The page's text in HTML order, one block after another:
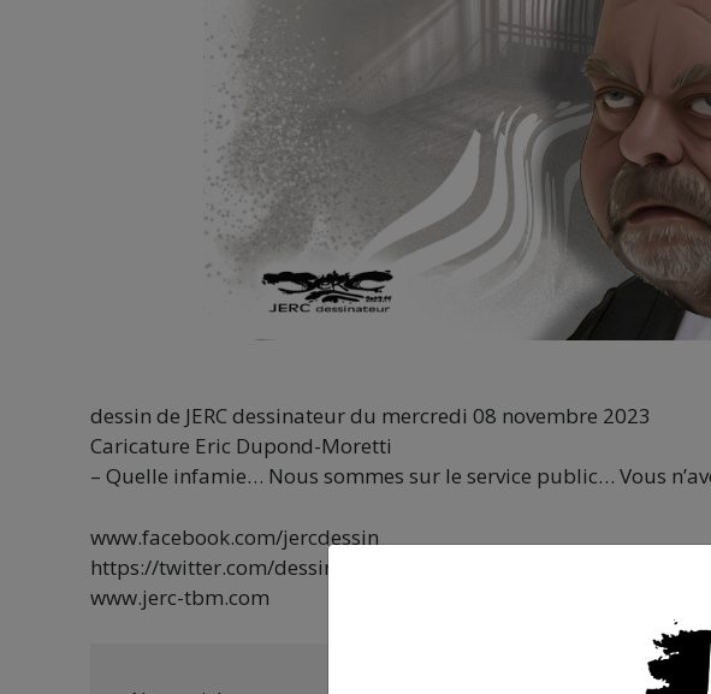
dessin de JERC dessinateur du mercredi 08 novembre 2023
Caricature Eric Dupond-Moretti
– Quelle infamie… Nous sommes sur le service public… Vous
www.facebook.com/jercdessin
https://twitter.com/dessingraffjerc
www.jerc-tbm.com